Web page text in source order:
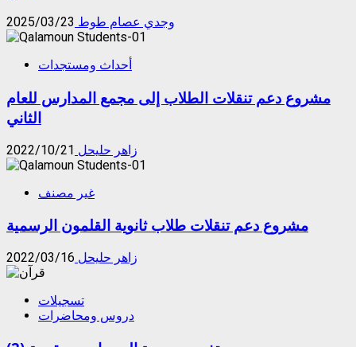
وجدي عصام طوط 2025/03/23
أحداث ومستجدات
مشروع دعم تنقلات الطلاب إلى مجمع المدارس للعام
الثاني
زاهر حليحل 2022/10/21
غير مصنف
مشروع دعم تنقلات طلاب ثانوية القلمون الرسمية
زاهر حليحل 2022/03/16
تسجيلات
دروس ومحاضرات